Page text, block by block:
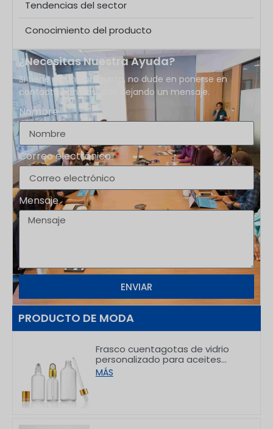
Tendencias del sector
Conocimiento del producto
¿Necesitas Nuestra Ayuda?
Si tiene alguna pregunta, no dude en ponerse en
contacto con nosotros dejando un mensaje.
Nombre
Correo electrónico
Mensaje
ENVIAR
PRODUCTO DE MODA
Frasco cuentagotas de vidrio
personalizado para aceites
esenciales, ideal para el
empaque de productos para el
MÁS
envases y cierres. ¿Qué